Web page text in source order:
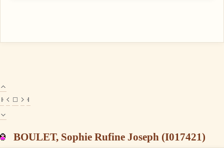
BOULET, Sophie Rufine Joseph (I017421)